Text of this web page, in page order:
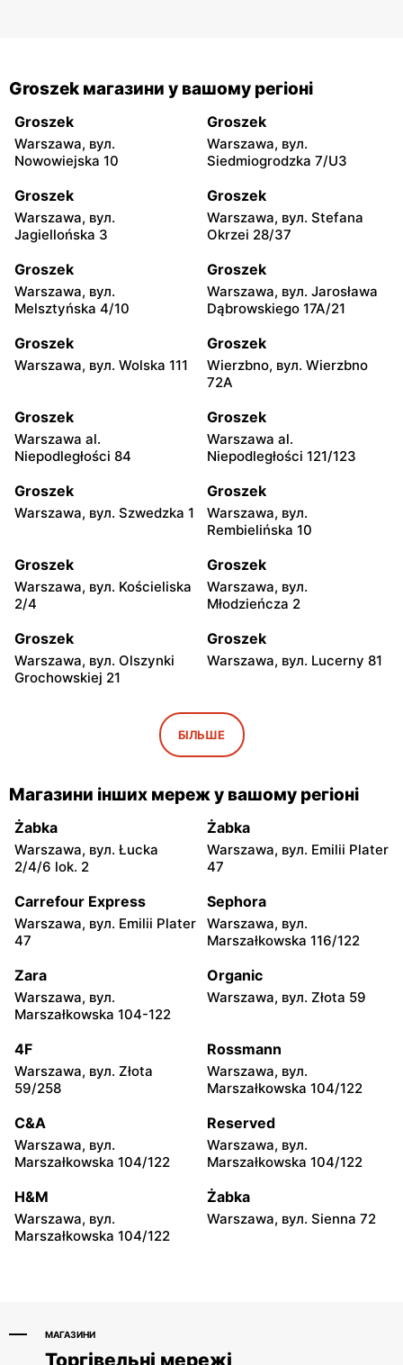
Groszek магазини у вашому регіоні
Groszek
Warszawa, вул.
Nowowiejska 10
Groszek
Warszawa, вул.
Siedmiogrodzka 7/U3
Groszek
Warszawa, вул.
Jagiellońska 3
Groszek
Warszawa, вул. Stefana
Okrzei 28/37
Groszek
Warszawa, вул.
Melsztyńska 4/10
Groszek
Warszawa, вул. Jarosława
Dąbrowskiego 17A/21
Groszek
Warszawa, вул. Wolska 111
Groszek
Wierzbno, вул. Wierzbno
72A
Groszek
Warszawa al.
Niepodległości 84
Groszek
Warszawa al.
Niepodległości 121/123
Groszek
Warszawa, вул. Szwedzka 1
Groszek
Warszawa, вул.
Rembielińska 10
Groszek
Warszawa, вул. Kościeliska
2/4
Groszek
Warszawa, вул.
Młodzieńcza 2
Groszek
Warszawa, вул. Olszynki
Grochowskiej 21
Groszek
Warszawa, вул. Lucerny 81
Groszek
Warszawa, вул. Grawerska
5
Groszek
Warszawska 278
Groszek
Strzykuły, вул.
Wieruchowska 157
Groszek
Polskich 9
Groszek
52
Groszek
1/80
Groszek
26
Groszek
Wiślana 32E
Groszek
280
Groszek
II 108
Groszek
Wojska Polskiego 114
Groszek
Ignacego Krasickiego 79a/1
Groszek
Groszek Groszek
БІЛЬШЕ
Магазини інших мереж у вашому регіоні
Żabka
Warszawa, вул. Łucka
2/4/6 lok. 2
Żabka
Warszawa, вул. Emilii Plater
47
Carrefour Express
Warszawa, вул. Emilii Plater
47
Sephora
Warszawa, вул.
Marszałkowska 116/122
Zara
Warszawa, вул.
Marszałkowska 104-122
Organic
Warszawa, вул. Złota 59
4F
Warszawa, вул. Złota
59/258
Rossmann
Warszawa, вул.
Marszałkowska 104/122
C&A
Warszawa, вул.
Marszałkowska 104/122
Reserved
Warszawa, вул.
Marszałkowska 104/122
H&M
Warszawa, вул.
Marszałkowska 104/122
Żabka
Warszawa, вул. Sienna 72
МАГАЗИНИ
Торгівельні мережі